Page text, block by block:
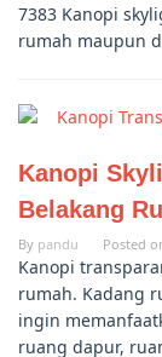
7383 Kanopi
rumah maupun
Kanopi
Belakang
By pandu Posted
Kanopi
rumah. Kadang
ingin
ruang dapur,